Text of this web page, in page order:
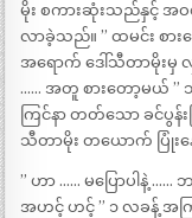
မိုး စကားဆုံးသည်နှင့် အ
လာခဲ့သည်။ ” ထမင်း စား
အရောက် ဒေါ်သီတာမိုးမှ လှ
…… အတူ စားတော့မယ် ” သ
ကြင်နာ တတ်သော ခင်ပွန်း
သီတာမိုး တယောက် ပြုံး
” ဟာ …… မပြောပါနဲ့
အဟင့် ဟင့် ” ၁ လခန့် အကြ